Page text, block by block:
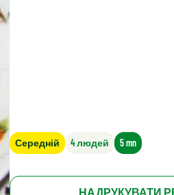
Середній 4 людей 5 mn
НАДРУКУВАТИ